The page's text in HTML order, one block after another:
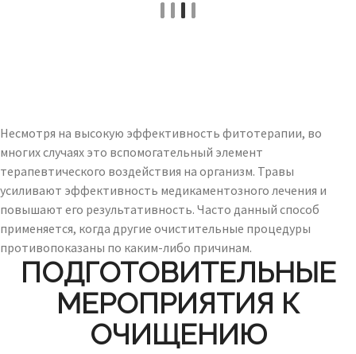
Несмотря на высокую эффективность фитотерапии, во
многих случаях это вспомогательный элемент
терапевтического воздействия на организм. Травы
усиливают эффективность медикаментозного лечения и
повышают его результативность. Часто данный способ
применяется, когда другие очистительные процедуры
противопоказаны по каким-либо причинам.
ПОДГОТОВИТЕЛЬНЫЕ
МЕРОПРИЯТИЯ К
ОЧИЩЕНИЮ